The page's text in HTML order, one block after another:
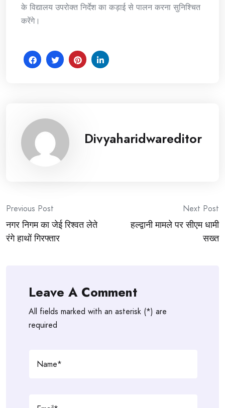
के विद्यालय उपरोक्त निर्देश का कड़ाई से पालन करना सुनिश्चित
करेंगे।
Divyaharidwareditor
Post
navigation
Previous Post
नगर निगम का जेई रिश्वत लेते
रंगे हाथों गिरफ्तार
Next Post
हल्द्वानी मामले पर सीएम धामी
सख्त
Leave A Comment
All fields marked with an asterisk (*) are
required